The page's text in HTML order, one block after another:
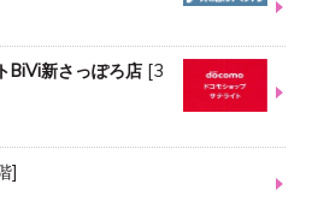
BiVi新さっぽろ店 [3
]